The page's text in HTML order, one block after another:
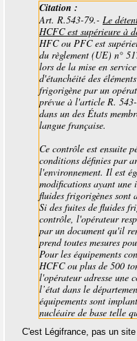
Citation :
Art. R.543-79.- Le
HCFC est supérieure à
HFC ou PFC est
du règlement (UE) n°
lors de la mise en
d'étanchéité des
frigorigène par un
prévue à l'article R.
dans un des États
langue française.
Ce contrôle est ensuite
conditions définies par
l'environnement. Il est
modifications ayant une
fluides frigorigènes sont
Si des fuites de fluides
contrôle, l'opérateur
par un document qu'il
prend toutes mesures
Pour les équipements
HCFC ou plus de 500
l'opérateur adresse une
l’état dans le
équipements sont
nucléaire de base telle
C'est Légifrance, pas un site